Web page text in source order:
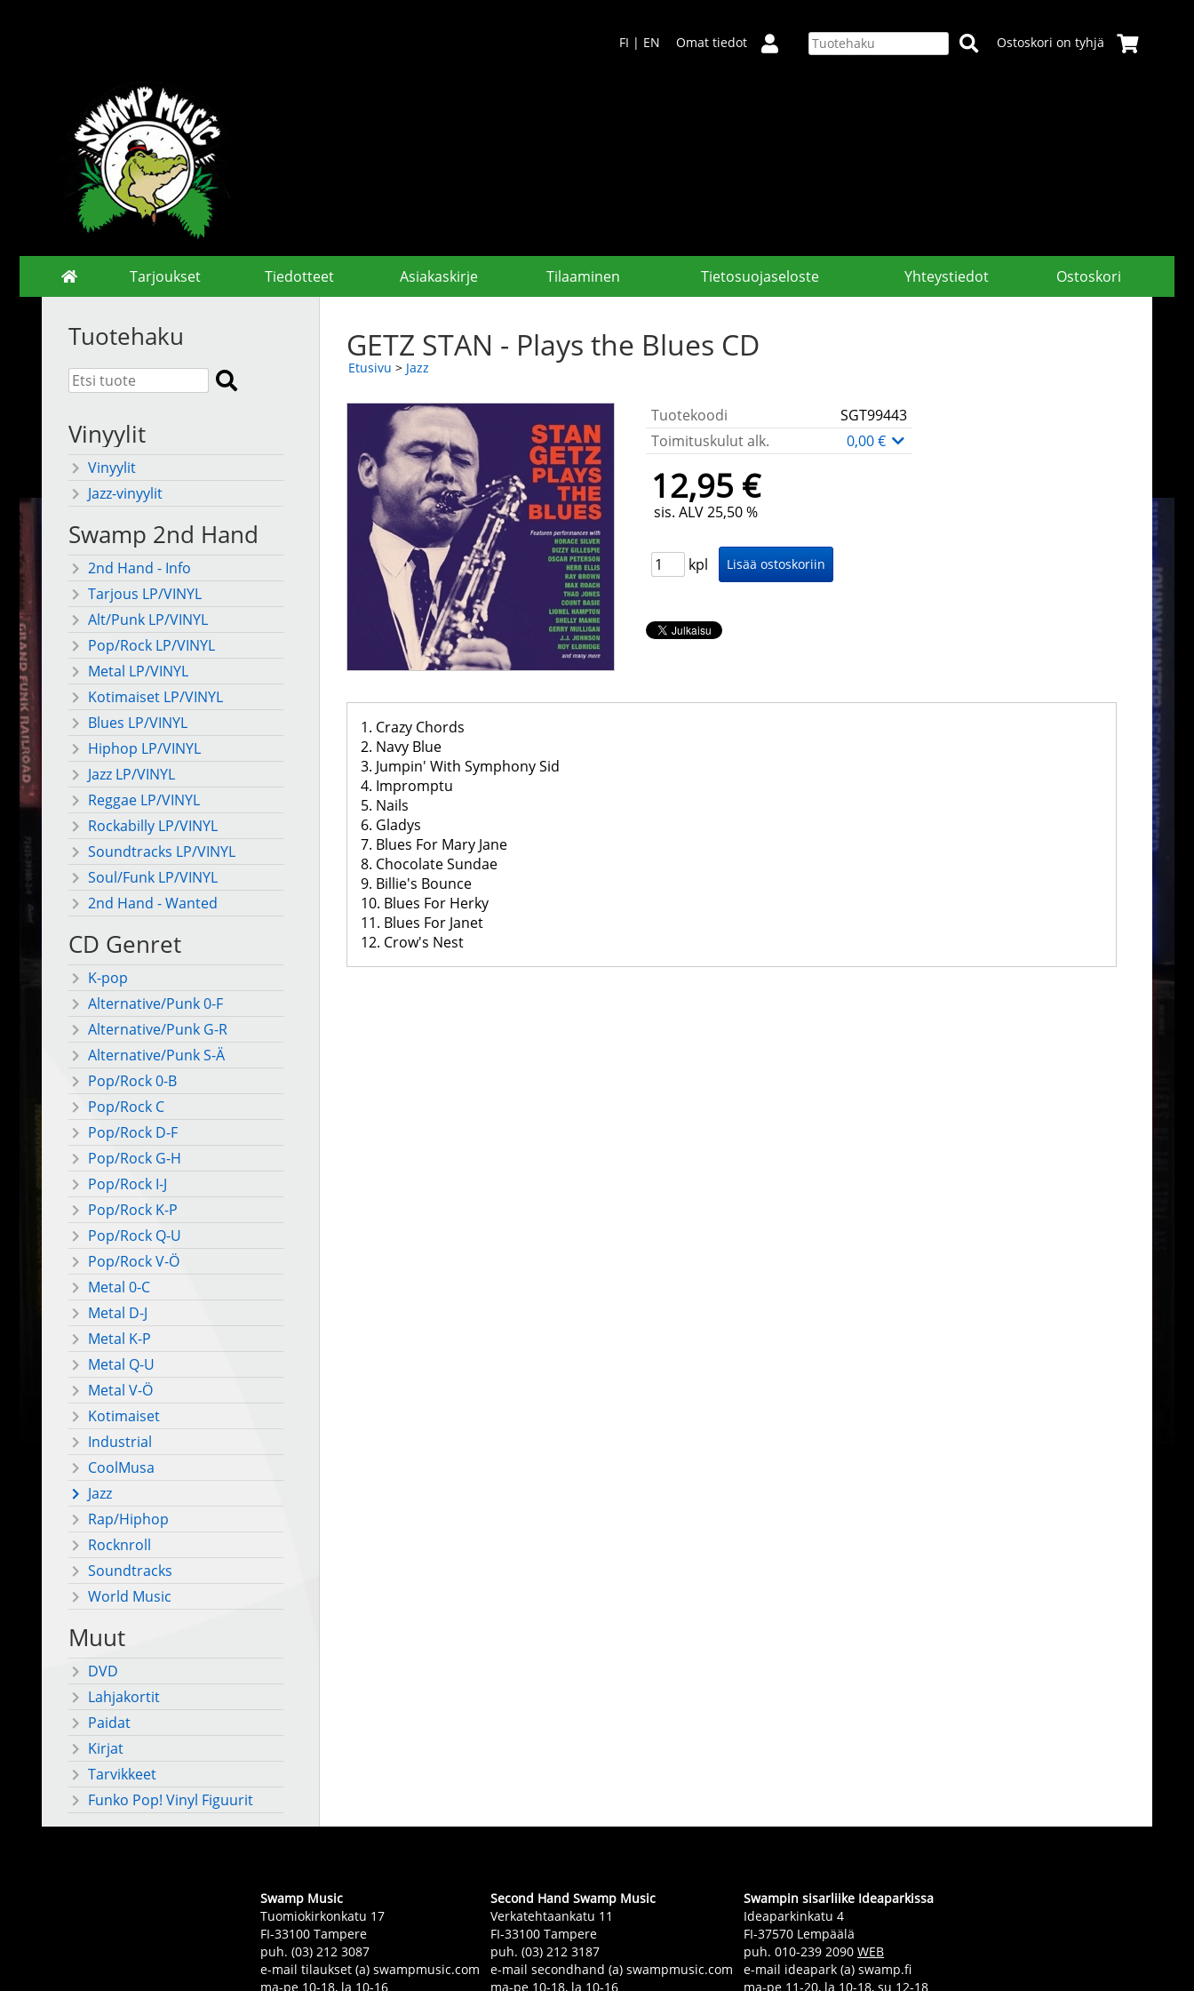
FI | EN Omat tiedot Ostoskori on tyhjä
Tarjoukset Tiedotteet Asiakaskirje Tilaaminen Tietosuojaseloste Yhteystiedot Ostoskori
Tuotehaku
Vinyylit
Vinyylit
Jazz-vinyylit
Swamp 2nd Hand
2nd Hand - Info
Tarjous LP/VINYL
Alt/Punk LP/VINYL
Pop/Rock LP/VINYL
Metal LP/VINYL
Kotimaiset LP/VINYL
Blues LP/VINYL
Hiphop LP/VINYL
Jazz LP/VINYL
Reggae LP/VINYL
Rockabilly LP/VINYL
Soundtracks LP/VINYL
Soul/Funk LP/VINYL
2nd Hand - Wanted
CD Genret
K-pop
Alternative/Punk 0-F
Alternative/Punk G-R
Alternative/Punk S-Ä
Pop/Rock 0-B
Pop/Rock C
Pop/Rock D-F
Pop/Rock G-H
Pop/Rock I-J
Pop/Rock K-P
Pop/Rock Q-U
Pop/Rock V-Ö
Metal 0-C
Metal D-J
Metal K-P
Metal Q-U
Metal V-Ö
Kotimaiset
Industrial
CoolMusa
Jazz
Rap/Hiphop
Rocknroll
Soundtracks
World Music
Muut
DVD
Lahjakortit
Paidat
Kirjat
Tarvikkeet
Funko Pop! Vinyl Figuurit
GETZ STAN - Plays the Blues CD
Etusivu > Jazz
Tuotekoodi
SGT99443
Toimituskulut alk.
0,00 €
12,95 €
sis. ALV 25,50 %
kpl
1. Crazy Chords
2. Navy Blue
3. Jumpin' With Symphony Sid
4. Impromptu
5. Nails
6. Gladys
7. Blues For Mary Jane
8. Chocolate Sundae
9. Billie's Bounce
10. Blues For Herky
11. Blues For Janet
12. Crow's Nest
Swamp Music
Tuomiokirkonkatu 17
FI-33100 Tampere
puh. (03) 212 3087
e-mail tilaukset (a) swampmusic.com
ma-pe 10-18, la 10-16
Second Hand Swamp Music
Verkatehtaankatu 11
FI-33100 Tampere
puh. (03) 212 3187
e-mail secondhand (a) swampmusic.com
ma-pe 10-18, la 10-16
Swampin sisarliike Ideaparkissa
Ideaparkinkatu 4
FI-37570 Lempäälä
puh. 010-239 2090 WEB
e-mail ideapark (a) swamp.fi
ma-pe 11-20, la 10-18, su 12-18